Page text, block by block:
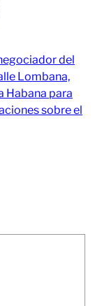
del
Lombana,
Habana para
sobre el